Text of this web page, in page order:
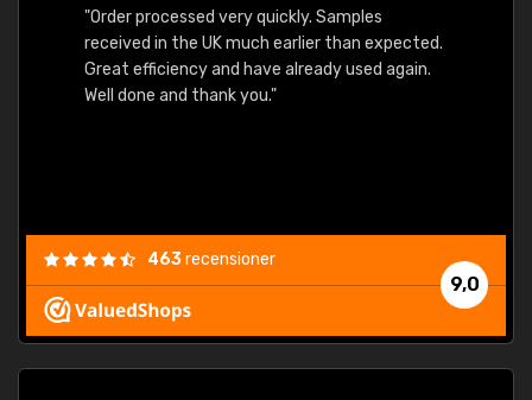
"Order processed very quickly. Samples
received in the UK much earlier than expected.
Great efficiency and have already used again.
Well done and thank you."
9,0
463recensioner